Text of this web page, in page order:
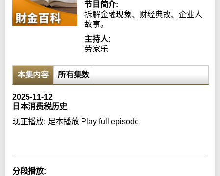
节目简介:
拆解金融现象、财经典故、企业人
故事。
主持人:
劳家乐
本集内容 所有集数
2025-11-12
日本消费税历史
现正播放: 足本播放 Play full episode
分段播放: